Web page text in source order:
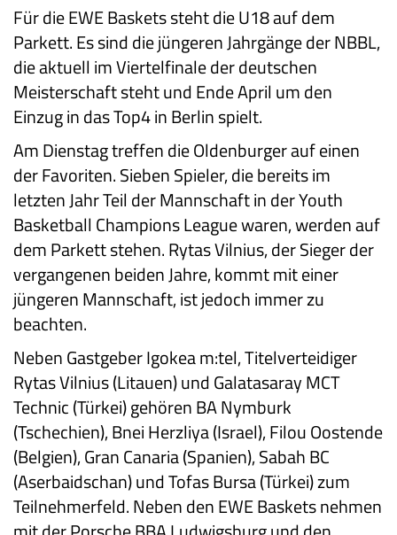
Für die EWE Baskets steht die U18 auf dem
Parkett. Es sind die jüngeren Jahrgänge der NBBL,
die aktuell im Viertelfinale der deutschen
Meisterschaft steht und Ende April um den
Einzug in das Top4 in Berlin spielt.
Am Dienstag treffen die Oldenburger auf einen
der Favoriten. Sieben Spieler, die bereits im
letzten Jahr Teil der Mannschaft in der Youth
Basketball Champions League waren, werden auf
dem Parkett stehen. Rytas Vilnius, der Sieger der
vergangenen beiden Jahre, kommt mit einer
jüngeren Mannschaft, ist jedoch immer zu
beachten.
Neben Gastgeber Igokea m:tel, Titelverteidiger
Rytas Vilnius (Litauen) und Galatasaray MCT
Technic (Türkei) gehören BA Nymburk
(Tschechien), Bnei Herzliya (Israel), Filou Oostende
(Belgien), Gran Canaria (Spanien), Sabah BC
(Aserbaidschan) und Tofas Bursa (Türkei) zum
Teilnehmerfeld. Neben den EWE Baskets nehmen